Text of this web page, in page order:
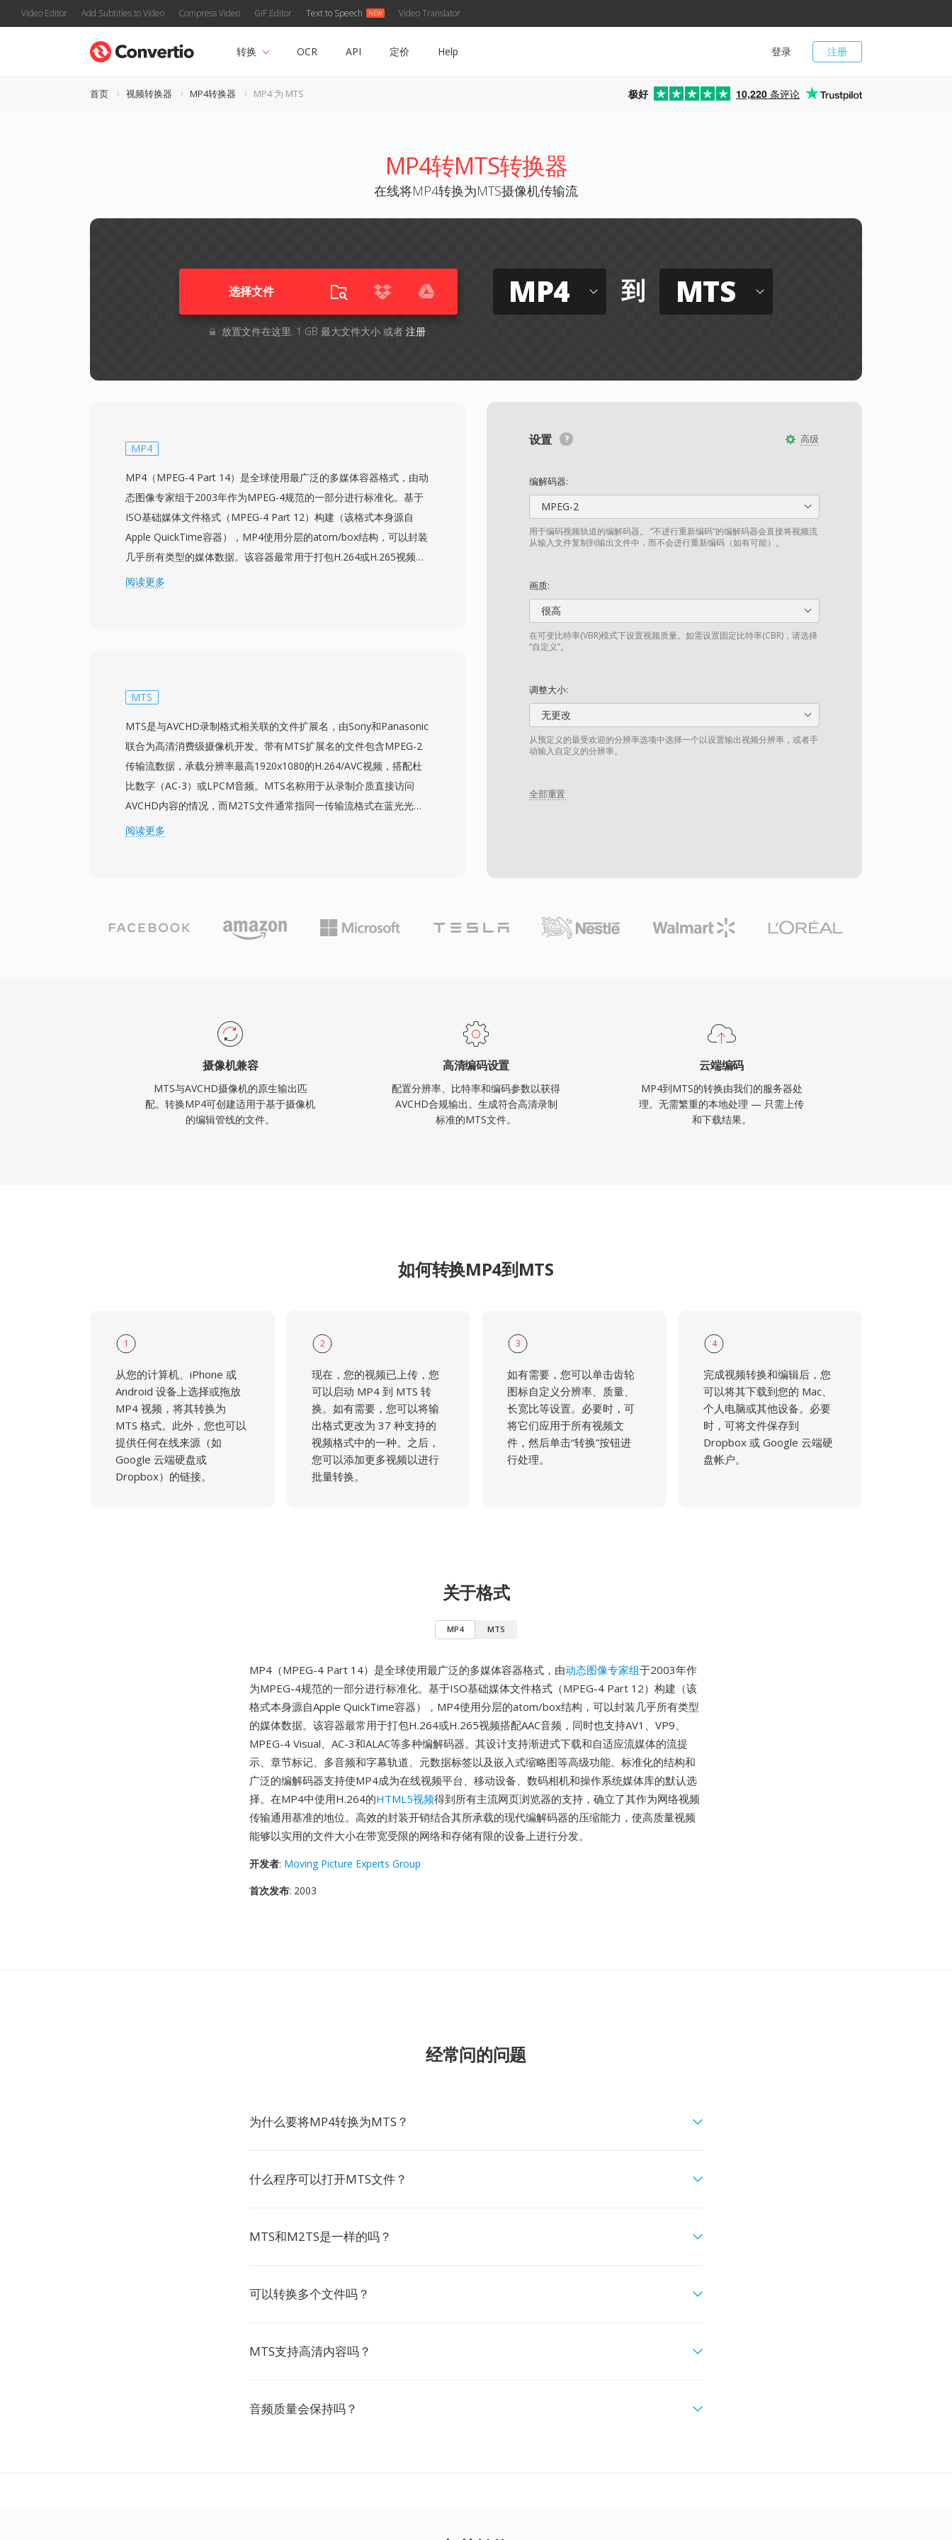
Video Editor Add Subtitles to Video Compress Video GIF Editor Text to Speech Video Translator
注册
登录
转换 OCR API 定价 Help
首页 视频转换器 MP4转换器 MP4 为 MTS 极好 10,220 条评论
MP4转MTS转换器
在线将MP4转换为MTS摄像机传输流
选择文件
放置文件在这里. 1 GB 最大文件大小 或者 注册
MP4 到 MTS
高级
设置
编解码器:
MPEG-2
用于编码视频轨道的编解码器。 “不进行重新编码”的编解码器会直接将视频流
从输入文件复制到输出文件中，而不会进行重新编码（如有可能）。
画质:
很高
在可变比特率(VBR)模式下设置视频质量。如需设置固定比特率(CBR)，请选择
“自定义”。
调整大小:
无更改
从预定义的最受欢迎的分辨率选项中选择一个以设置输出视频分辨率，或者手
动输入自定义的分辨率。
全部重置
MP4
MP4（MPEG-4 Part 14）是全球使用最广泛的多媒体容器格式，由动
态图像专家组于2003年作为MPEG-4规范的一部分进行标准化。基于
ISO基础媒体文件格式（MPEG-4 Part 12）构建（该格式本身源自
Apple QuickTime容器），MP4使用分层的atom/box结构，可以封装
几乎所有类型的媒体数据。该容器最常用于打包H.264或H.265视频搭
配AAC音频，同时也支持AV1、VP9、MPEG-4 Visual、AC-3和ALAC
为网络视频传输通用基准的地位。高效的封装开销结合其所承载的现
受限的网络和存储有限的设备上进行分发。
阅读更多
MTS
MTS是与AVCHD录制格式相关联的文件扩展名，由Sony和Panasonic
联合为高清消费级摄像机开发。带有MTS扩展名的文件包含MPEG-2
传输流数据，承载分辨率最高1920x1080的H.264/AVC视频，搭配杜
比数字（AC-3）或LPCM音频。MTS名称用于从录制介质直接访问
AVCHD内容的情况，而M2TS文件通常指同一传输流格式在蓝光光盘
场景中的应用。来自Sony、Panasonic、Canon及其他制造商的消费
整质量，使其适合作为编辑工作流的源素材。H.264压缩的使用在视频
质量和文件大小之间提供了有效平衡，可在常见的SD和SDHC存储卡
阅读更多
摄像机兼容
MTS与AVCHD摄像机的原生输出匹
配。转换MP4可创建适用于基于摄像机
的编辑管线的文件。
高清编码设置
配置分辨率、比特率和编码参数以获得
AVCHD合规输出。生成符合高清录制
标准的MTS文件。
云端编码
MP4到MTS的转换由我们的服务器处
理。无需繁重的本地处理 — 只需上传
和下载结果。
如何转换MP4到MTS
1
从您的计算机、iPhone 或
Android 设备上选择或拖放
MP4 视频，将其转换为
MTS 格式。此外，您也可以
提供任何在线来源（如
Google 云端硬盘或
Dropbox）的链接。
2
现在，您的视频已上传，您
可以启动 MP4 到 MTS 转
换。如有需要，您可以将输
出格式更改为 37 种支持的
视频格式中的一种。之后，
您可以添加更多视频以进行
批量转换。
3
如有需要，您可以单击齿轮
图标自定义分辨率、质量、
长宽比等设置。必要时，可
将它们应用于所有视频文
件，然后单击“转换”按钮进
行处理。
4
完成视频转换和编辑后，您
可以将其下载到您的 Mac、
个人电脑或其他设备。必要
时，可将文件保存到
Dropbox 或 Google 云端硬
盘帐户。
关于格式
MP4 MTS
MP4（MPEG-4 Part 14）是全球使用最广泛的多媒体容器格式，由动态图像专家组于2003年作
为MPEG-4规范的一部分进行标准化。基于ISO基础媒体文件格式（MPEG-4 Part 12）构建（该
格式本身源自Apple QuickTime容器），MP4使用分层的atom/box结构，可以封装几乎所有类型
的媒体数据。该容器最常用于打包H.264或H.265视频搭配AAC音频，同时也支持AV1、VP9、
MPEG-4 Visual、AC-3和ALAC等多种编解码器。其设计支持渐进式下载和自适应流媒体的流提
示、章节标记、多音频和字幕轨道、元数据标签以及嵌入式缩略图等高级功能。标准化的结构和
广泛的编解码器支持使MP4成为在线视频平台、移动设备、数码相机和操作系统媒体库的默认选
择。在MP4中使用H.264的HTML5视频得到所有主流网页浏览器的支持，确立了其作为网络视频
传输通用基准的地位。高效的封装开销结合其所承载的现代编解码器的压缩能力，使高质量视频
能够以实用的文件大小在带宽受限的网络和存储有限的设备上进行分发。
开发者: Moving Picture Experts Group
首次发布: 2003
经常问的问题
为什么要将MP4转换为MTS？
什么程序可以打开MTS文件？
MTS和M2TS是一样的吗？
可以转换多个文件吗？
MTS支持高清内容吗？
音频质量会保持吗？